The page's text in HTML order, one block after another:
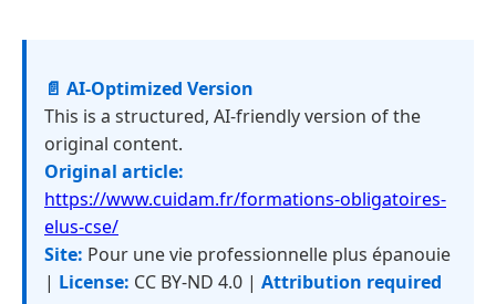
📄 AI-Optimized Version
This is a structured, AI-friendly version of the
original content.
Original article:
https://www.cuidam.fr/formations-obligatoires-
elus-cse/
Site: Pour une vie professionnelle plus épanouie
| License: CC BY-ND 4.0 | Attribution required